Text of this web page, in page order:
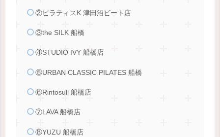
②ピラティスK 津田沼ビート店
③the SILK 船橋
④STUDIO IVY 船橋店
⑤URBAN CLASSIC PILATES 船橋
⑥Rintosull 船橋店
⑦LAVA 船橋店
⑧YUZU 船橋店